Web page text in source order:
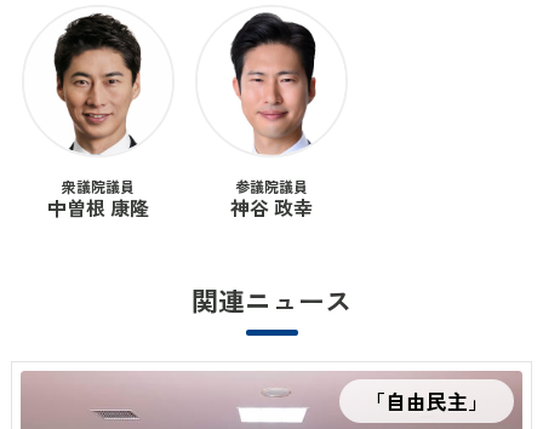
衆議院議員
中曽根 康隆
参議院議員
神谷 政幸
関連ニュース
「自由民主」